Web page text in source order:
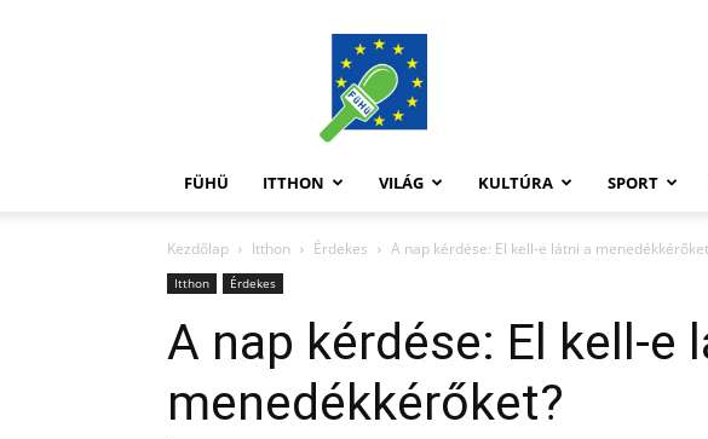
FüHü
FÜHÜ ITTHON VILÁG KULTÚRA SPORT
Kezdőlap Itthon Érdekes A nap kérdése: El kell-e látni a
Itthon Érdekes
A nap kérdése: El kell-e
menedékkérőket?